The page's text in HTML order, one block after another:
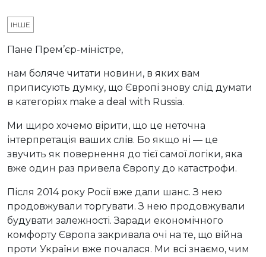
ІНШЕ
Пане Прем’єр-міністре,
нам боляче читати новини, в яких вам
приписують думку, що Європі знову слід думати
в категоріях make a deal with Russia.
Ми щиро хочемо вірити, що це неточна
інтерпретація ваших слів. Бо якщо ні — це
звучить як повернення до тієї самої логіки, яка
вже один раз привела Європу до катастрофи.
Після 2014 року Росії вже дали шанс. З нею
продовжували торгувати. З нею продовжували
будувати залежності. Заради економічного
комфорту Європа закривала очі на те, що війна
проти України вже почалася. Ми всі знаємо, чим